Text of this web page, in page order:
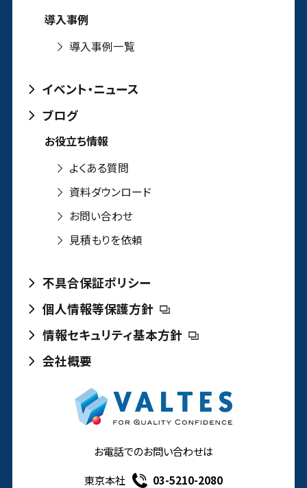
導入事例
導入事例一覧
イベント・ニュース
ブログ
お役立ち情報
よくある質問
資料ダウンロード
お問い合わせ
見積もりを依頼
不具合保証ポリシー
個人情報等保護方針
情報セキュリティ基本方針
会社概要
お電話でのお問い合わせは
東京本社
03-5210-2080